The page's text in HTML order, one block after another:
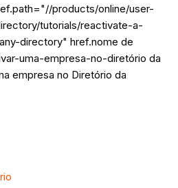
products/online/user-
tutorials/reactivate-a-
directory" href.nome de
uma-empresa-no-diretório da
empresa no Diretório da